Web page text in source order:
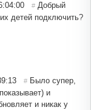
# Добрый
детей подключить?
# Было супер,
и
и никак у